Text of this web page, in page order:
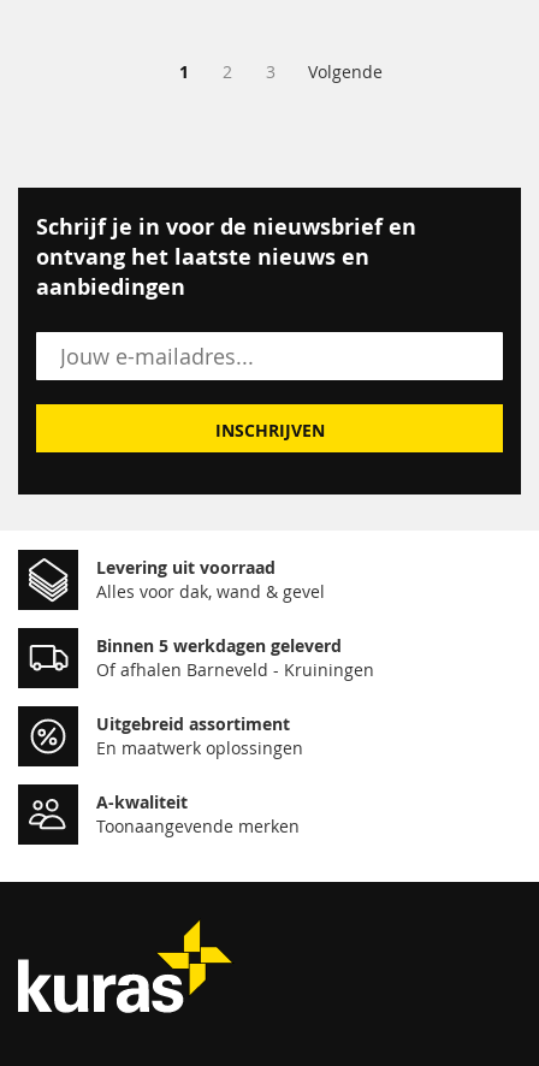
Pagina
U lees momenteel pagina
1 Pagina
2 Pagina
3 Pagina
Volgende
Schrijf je in voor de nieuwsbrief en
ontvang het laatste nieuws en
aanbiedingen
INSCHRIJVEN
Levering uit voorraad
Alles voor dak, wand & gevel
Binnen 5 werkdagen geleverd
Of afhalen Barneveld - Kruiningen
Uitgebreid assortiment
En maatwerk oplossingen
A-kwaliteit
Toonaangevende merken